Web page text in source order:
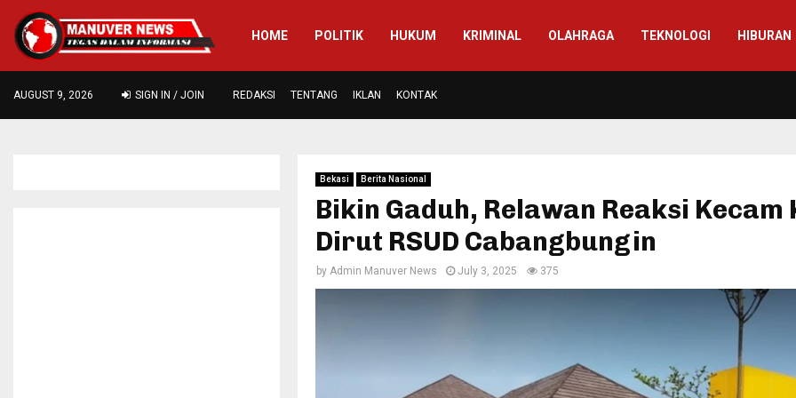
HOME POLITIK HUKUM KRIMINAL OLAHRAGA TEKNOLOGI HIBURAN
AUGUST 9, 2026 SIGN IN / JOIN REDAKSI TENTANG IKLAN KONTAK
Bekasi Berita Nasional
Bikin Gaduh, Relawan Reaksi Kecam
Dirut RSUD Cabangbungin
by Admin Manuver News July 3, 2025 375